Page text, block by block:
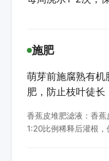
施肥
萌芽前施腐熟有
肥，防止枝叶徒长
香蕉皮堆肥滤液：香
1:20比例稀释后灌根